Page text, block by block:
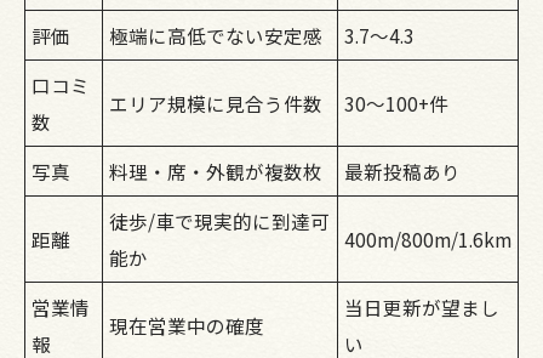
評価 極端に高低でない安定感
3.7〜4.3
口コミ
数
エリア規模に見合う件数 30〜100+件
写真 料理・席・外観が複数枚 最新投稿あり
距離
徒歩/車で現実的に到達可
能か
400m/800m/1.6km
営業情
報
現在営業中の確度
当日更新が望まし
い